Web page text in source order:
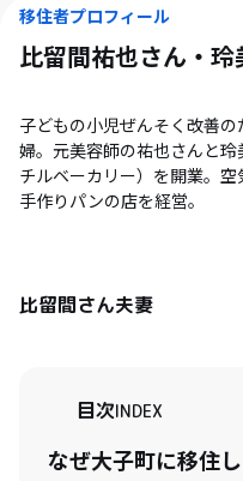
移住者プロフィール
比留間祐也さん・玲
子どもの小児ぜんそく改善
婦。元美容師の祐也さんと
チルベーカリー）を開業。空
手作りパンの店を経営。
比留間さん夫妻
目次INDEX
なぜ大子町に移住